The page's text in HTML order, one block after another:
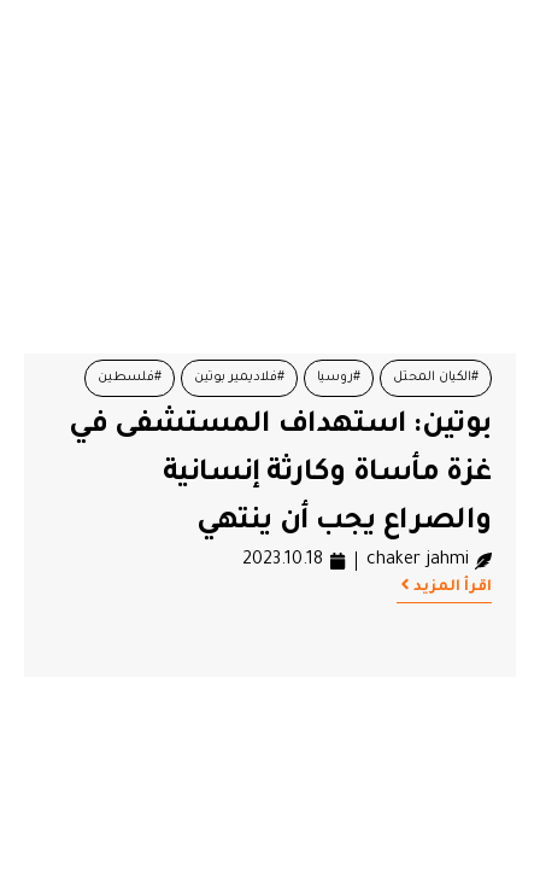
#الكيان المحتل #روسيا #فلاديمير بوتين #فلسطين
بوتين: استهداف المستشفى في
غزة مأساة وكارثة إنسانية
والصراع يجب أن ينتهي
chaker jahmi
2023.10.18
اقرأ المزيد